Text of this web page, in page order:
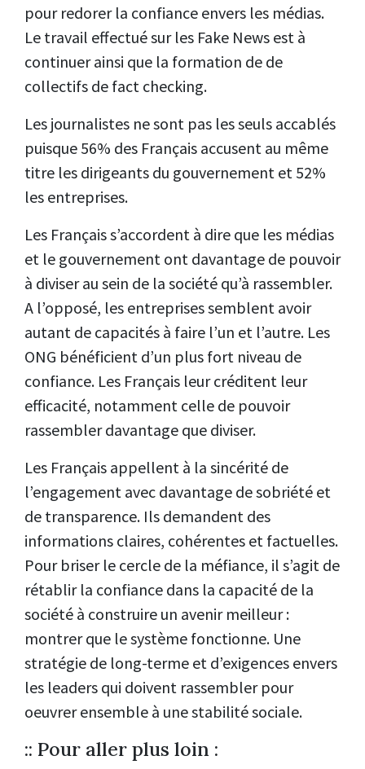
pour redorer la confiance envers les médias.
Le travail effectué sur les Fake News est à
continuer ainsi que la formation de de
collectifs de fact checking.
Les journalistes ne sont pas les seuls accablés
puisque 56% des Français accusent au même
titre les dirigeants du gouvernement et 52%
les entreprises.
Les Français s’accordent à dire que les médias
et le gouvernement ont davantage de pouvoir
à diviser au sein de la société qu’à rassembler.
A l’opposé, les entreprises semblent avoir
autant de capacités à faire l’un et l’autre. Les
ONG bénéficient d’un plus fort niveau de
confiance. Les Français leur créditent leur
efficacité, notamment celle de pouvoir
rassembler davantage que diviser.
Les Français appellent à la sincérité de
l’engagement avec davantage de sobriété et
de transparence. Ils demandent des
informations claires, cohérentes et factuelles.
Pour briser le cercle de la méfiance, il s’agit de
rétablir la confiance dans la capacité de la
société à construire un avenir meilleur :
montrer que le système fonctionne. Une
stratégie de long-terme et d’exigences envers
les leaders qui doivent rassembler pour
oeuvrer ensemble à une stabilité sociale.
:: Pour aller plus loin :